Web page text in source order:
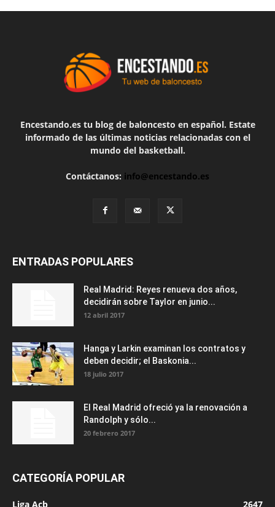
Encestando.es tu blog de baloncesto en español. Estate
informado de las últimas noticias relacionadas con el
mundo del basketball.
Contáctanos: info@encestando.es
ENTRADAS POPULARES
Real Madrid: Reyes renueva dos años,
decidirán sobre Taylor en junio...
12 abril 2017
Hanga y Larkin examinan los contratos y
deben decidir; el Baskonia...
18 julio 2017
El Real Madrid ofreció ya la renovación a
Randolph y sólo...
20 febrero 2017
CATEGORÍA POPULAR
Liga Acb 2647